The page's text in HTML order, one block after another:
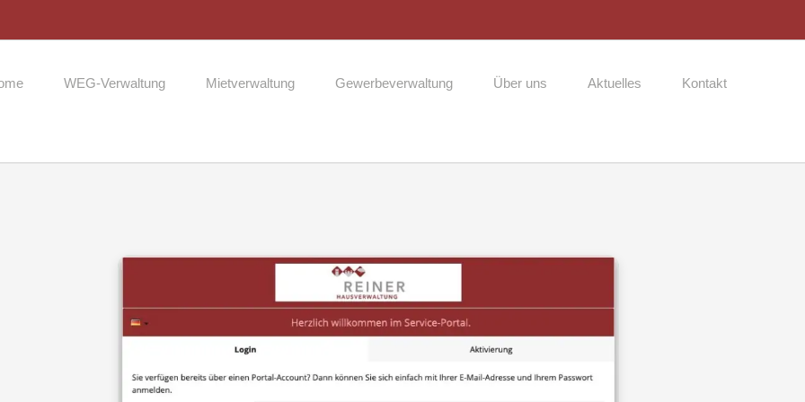
WEG-Verwaltung Mietverwaltung Gewerbeverwaltung Über uns Aktuelles Kontakt